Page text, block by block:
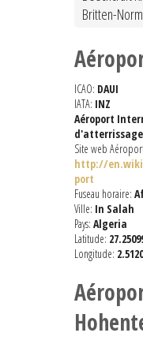
Britten-
ICAO: DAUI
IATA: INZ
Aéroport
d'atterrissage
Site web
http://
port
Fuseau horaire:
Ville: In Salah
Pays: Algeria
Latitude:
Longitude: